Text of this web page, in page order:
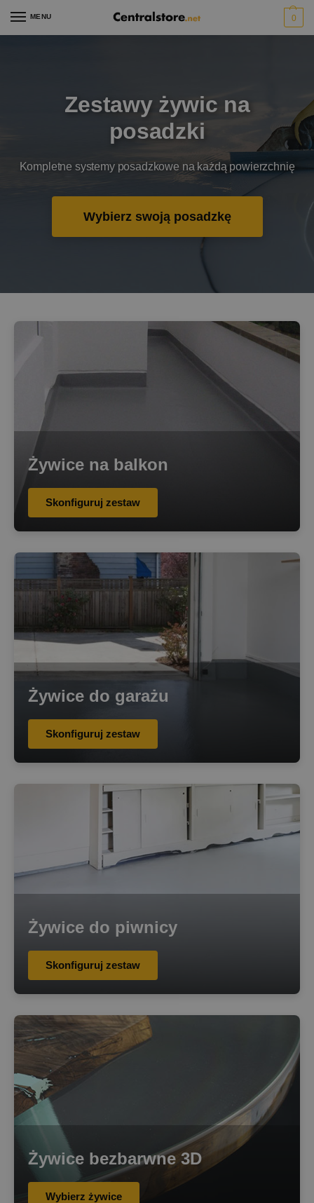
MENU 0
Zestawy żywic na
posadzki
Kompletne systemy posadzkowe na każdą powierzchnię
Wybierz swoją posadzkę
Żywice na balkon
Skonfiguruj zestaw
Żywice do garażu
Skonfiguruj zestaw
Żywice do piwnicy
Skonfiguruj zestaw
Żywice bezbarwne 3D
Wybierz żywice